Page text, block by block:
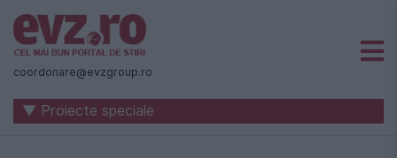
Știri
naționale
internaționale
coordonare@evzgroup.ro
▼ Proiecte speciale